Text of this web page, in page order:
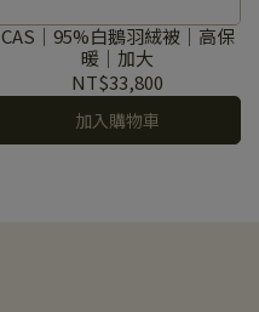
CAS｜95%白鵝羽絨被｜高保
暖｜加大
NT$33,800
加入購物車